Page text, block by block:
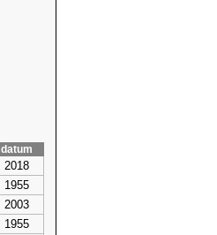
datum
2018
1955
2003
1955